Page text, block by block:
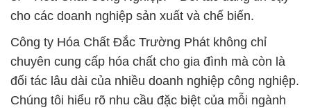
cho các doanh nghiệp sản xuất và chế biến.
Công ty Hóa Chất Đắc Trường Phát không chỉ
chuyên cung cấp hóa chất cho gia đình mà còn là
đối tác lâu dài của nhiều doanh nghiệp công nghiệp.
Chúng tôi hiểu rõ nhu cầu đặc biệt của mỗi ngành